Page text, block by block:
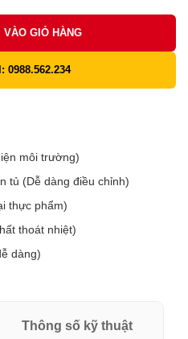
VÀO GIỎ HÀNG
0988.562.234
môi trường)
tủ (Dễ dàng điều chỉnh)
thực phẩm)
thoát nhiệt)
dàng)
Thông số kỹ thuật